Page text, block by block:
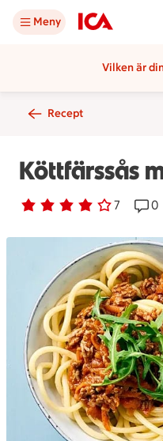
Meny
Vilken är
Recept
Köttfärssås
Betyg 3.9 av 5. 7
7 personer har röstat 0